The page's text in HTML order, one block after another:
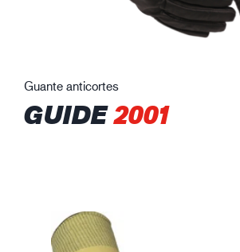
Guante anticortes
GUIDE2001